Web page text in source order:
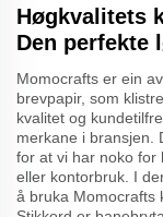
Høgkvalitets
Den perfekte
Momocrafts er ein
brevpapir, som
kvalitet og
merkane i bransjen.
for at vi har noko for
eller kontorbruk. I
å bruka Momocrafts